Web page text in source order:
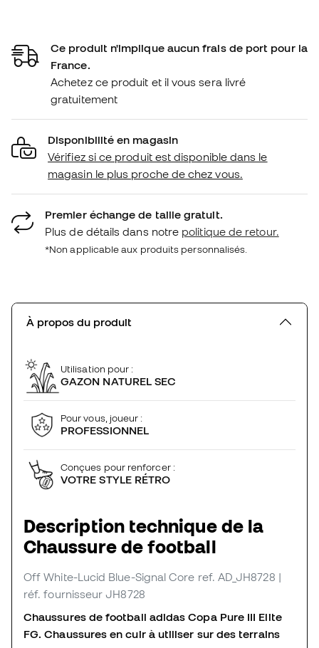
Ce produit n'implique aucun frais de port pour la
France.
Achetez ce produit et il vous sera livré
gratuitement
Disponibilité en magasin
Vérifiez si ce produit est disponible dans le
magasin le plus proche de chez vous.
Premier échange de taille gratuit.
Plus de détails dans notre politique de retour.
*Non applicable aux produits personnalisés.
À propos du produit
Utilisation pour :
GAZON NATUREL SEC
Pour vous, joueur :
PROFESSIONNEL
Conçues pour renforcer :
VOTRE STYLE RÉTRO
Description technique de la
Chaussure de football
Off White-Lucid Blue-Signal Core ref. AD_JH8728 |
réf. fournisseur JH8728
Chaussures de football adidas Copa Pure III Elite
FG. Chaussures en cuir à utiliser sur des terrains